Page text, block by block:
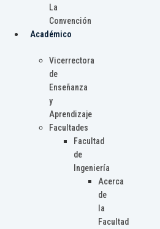
La
Convención
Académico
Vicerrectora
de
Enseñanza
y
Aprendizaje
Facultades
Facultad
de
Ingeniería
Acerca
de
la
Facultad